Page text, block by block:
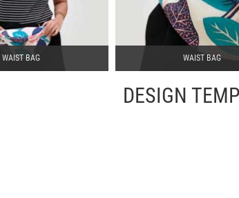
WAIST BAG WAIST BAG
DESIGN